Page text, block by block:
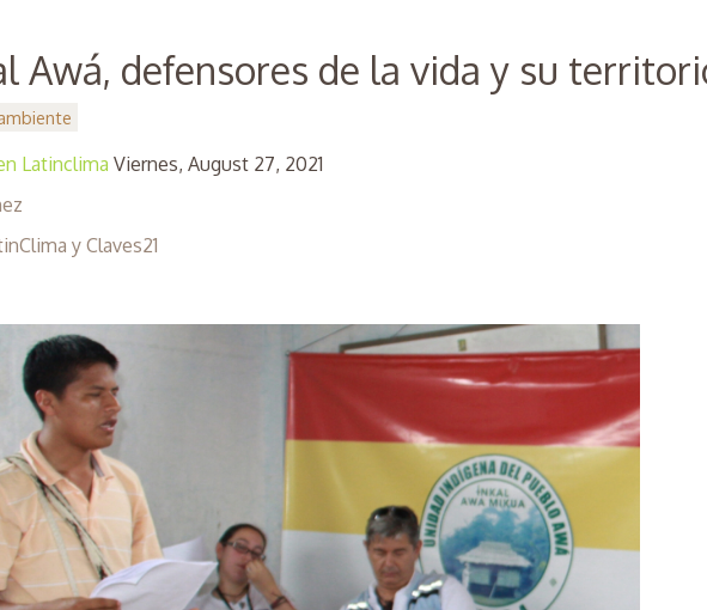
Awá, defensores de la vida y su
Latinclima Viernes, August 27, 2021
y Claves21